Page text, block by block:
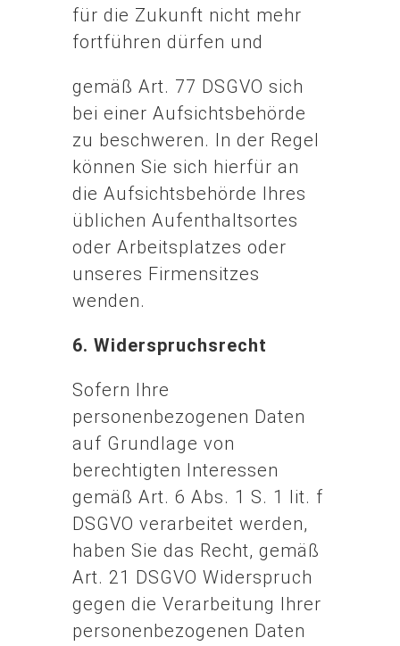
für die Zukunft nicht mehr
fortführen dürfen und
gemäß Art. 77 DSGVO sich
bei einer Aufsichtsbehörde
zu beschweren. In der Regel
können Sie sich hierfür an
die Aufsichtsbehörde Ihres
üblichen Aufenthaltsortes
oder Arbeitsplatzes oder
unseres Firmensitzes
wenden.
6. Widerspruchsrecht
Sofern Ihre
personenbezogenen Daten
auf Grundlage von
berechtigten Interessen
gemäß Art. 6 Abs. 1 S. 1 lit. f
DSGVO verarbeitet werden,
haben Sie das Recht, gemäß
Art. 21 DSGVO Widerspruch
gegen die Verarbeitung Ihrer
personenbezogenen Daten